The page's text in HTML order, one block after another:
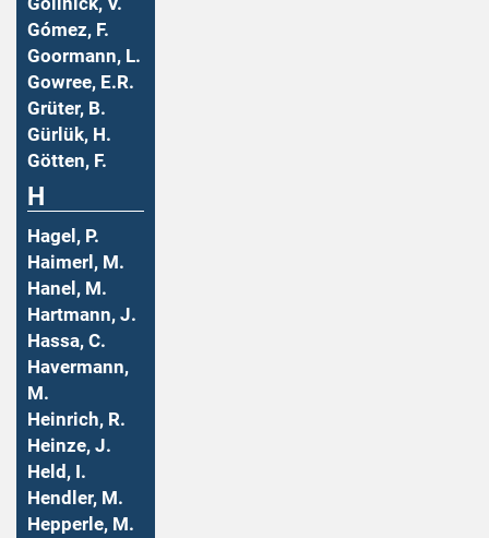
Gómez, F.
Goormann, L.
Gowree, E.R.
Grüter, B.
Gürlük, H.
Götten, F.
H
Hagel, P.
Haimerl, M.
Hanel, M.
Hartmann, J.
Hassa, C.
Havermann,
M.
Heinrich, R.
Heinze, J.
Held, I.
Hendler, M.
Hepperle, M.